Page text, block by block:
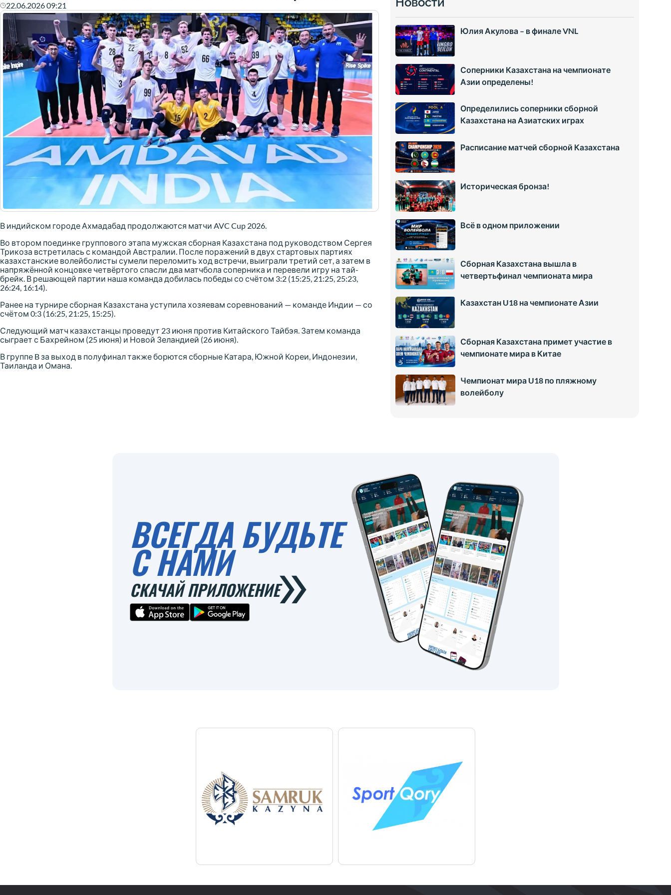
22.06.2026 09:21
В индийском городе Ахмадабад продолжаются матчи AVC Cup 2026.
Во втором поединке группового этапа мужская сборная Казахстана под руководством Сергея
Трикоза встретилась с командой Австралии. После поражений в двух стартовых партиях
казахстанские волейболисты сумели переломить ход встречи, выиграли третий сет, а затем в
напряжённой концовке четвёртого спасли два матчбола соперника и перевели игру на тай-
брейк. В решающей партии наша команда добилась победы со счётом 3:2 (15:25, 21:25, 25:23,
26:24, 16:14).
Ранее на турнире сборная Казахстана уступила хозяевам соревнований — команде Индии — со
счётом 0:3 (16:25, 21:25, 15:25).
Следующий матч казахстанцы проведут 23 июня против Китайского Тайбэя. Затем команда
сыграет с Бахрейном (25 июня) и Новой Зеландией (26 июня).
В группе B за выход в полуфинал также борются сборные Катара, Южной Кореи, Индонезии,
Таиланда и Омана.
Юлия Акулова – в финале VNL
Соперники Казахстана на чемпионате
Азии определены!
Определились соперники сборной
Казахстана на Азиатских играх
Расписание матчей сборной Казахстана
Историческая бронза!
Всё в одном приложении
Сборная Казахстана вышла в
четвертьфинал чемпионата мира
Казахстан U18 на чемпионате Азии
Сборная Казахстана примет участие в
чемпионате мира в Китае
Чемпионат мира U18 по пляжному
волейболу
ВСЕГДА БУДЬТЕ
С НАМИ
СКАЧАЙ ПРИЛОЖЕНИЕ